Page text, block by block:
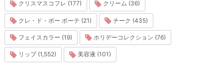
クリスマスコフレ (177) クリーム (36)
クレ・ド・ポー ボーテ (21) チーク (435)
フェイスカラー (19) ホリデーコレクション (76)
リップ (1,552) 美容液 (101)